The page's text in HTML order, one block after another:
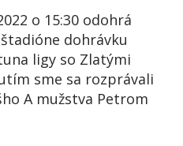
o 15:30 odohrá
dohrávku
ligy so Zlatými
sme sa rozprávali
A mužstva Petrom